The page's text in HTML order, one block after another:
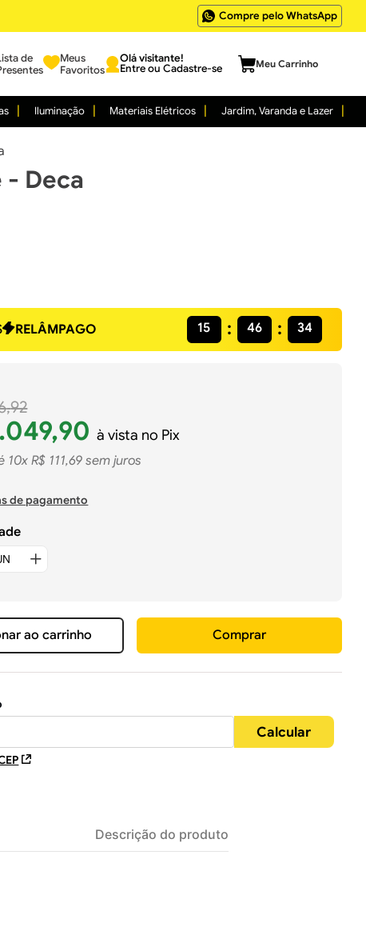
Compre pelo WhatsApp
de
Meus
Favoritos
Entre ou Cadastre-se
Iluminação Materiais Elétricos Jardim, Varanda e Lazer
- Deca
RELÂMPAGO 15 46 33
,92
.049,90 à vista no Pix
10x R$ 111,69sem juros
de pagamento
ao carrinho Comprar
Descrição do produto